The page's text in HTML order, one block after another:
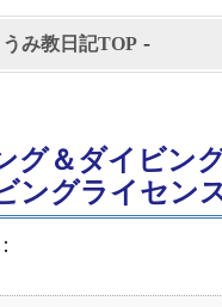
うみ教日記TOP -
グ＆ダイビン
グライセン